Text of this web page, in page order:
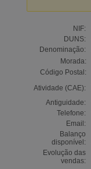
NIF:
DUNS:
Denominação:
Morada:
Código Postal:
Atividade (CAE):
Antiguidade:
Telefone:
Email:
Balanço
disponível:
Evolução das
vendas: